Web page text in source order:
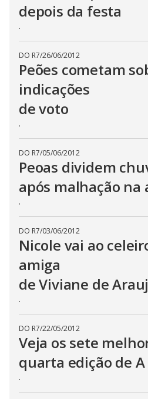
depois da festa
.
DO R7/26/06/2012
Peões cometam
indicações
de voto
.
DO R7/05/06/2012
Peoas dividem
após malhação na
.
DO R7/03/06/2012
Nicole vai ao
amiga
de Viviane de
.
DO R7/22/05/2012
Veja os sete
quarta edição de A
.